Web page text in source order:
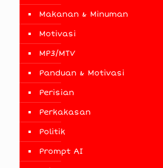
Makanan & Minuman
Motivasi
MP3/MTV
Panduan & Motivasi
Perisian
Perkakasan
Politik
Prompt AI